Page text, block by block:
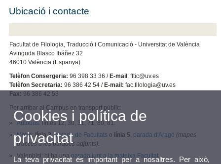
Ubicació i contacte
Facultat de Filologia, Traducció i Comunicació - Universitat de València
Avinguda Blasco Ibáñez 32
46010 València (Espanya)
Telèfon Consergeria: 96 398 33 36 / E-mail : fftic@uv.es
Telèfon Secretaria: 96 386 42 54 / E-mail: fac.filologia@uv.es
Fax: 96 386 42 53
Per arribar al Campus en transport públic:
Autobús: línies 12, 30, 31, 71, 80, 81.
Metro: línia 3,parada de Facultats o línia 5, parada d'Aragó (mapes
d'accès a les parades adjunts).
Valenbisi: hi ha unaparada junt a la mateixa Facultat.
Cookies i política de
privacitat
La teva privacitat és important per a nosaltres. Per això,